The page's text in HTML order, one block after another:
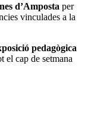
d’Amposta per
vinculades a la
pedagògica
el cap de setmana